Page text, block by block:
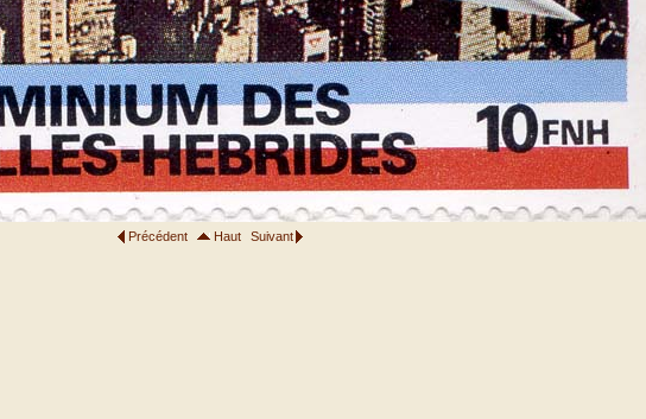
Précédent Haut Suivant